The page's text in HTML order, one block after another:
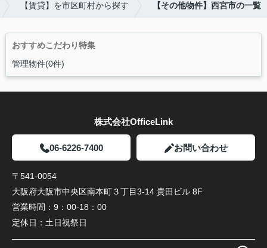
【賃貸】を市区町村から探す 【その他物件】西宮市の一覧
おすすめこだわり特集
管理物件(0件)
株式会社OfficeLink
06-6226-7400 お問い合わせ
〒541-0054
大阪府大阪市中央区南本町３丁目3-14 貴田ビル 8F
営業時間： 9：00-18：00
定休日： 土日祝祭日